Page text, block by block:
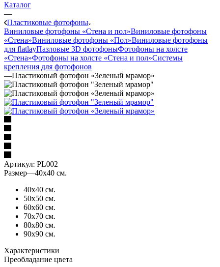
Каталог
—
Пластиковые фотофоны
Виниловые фотофоны «Стена и пол»Виниловые фотофоны
«Стена»Виниловые фотофоны «Пол»Виниловые фотофоны
для flatlayПазловые 3D фотофоныФотофоны на холсте
«Стена»Фотофоны на холсте «Стена и пол»Системы
крепления для фотофонов
—Пластиковый фотофон «Зеленый мрамор»
Артикул: PL002
Размер—40х40 см.
40х40 см.
50х50 см.
60х60 см.
70х70 см.
80х80 см.
90х90 см.
Характеристики
Преобладание цвета